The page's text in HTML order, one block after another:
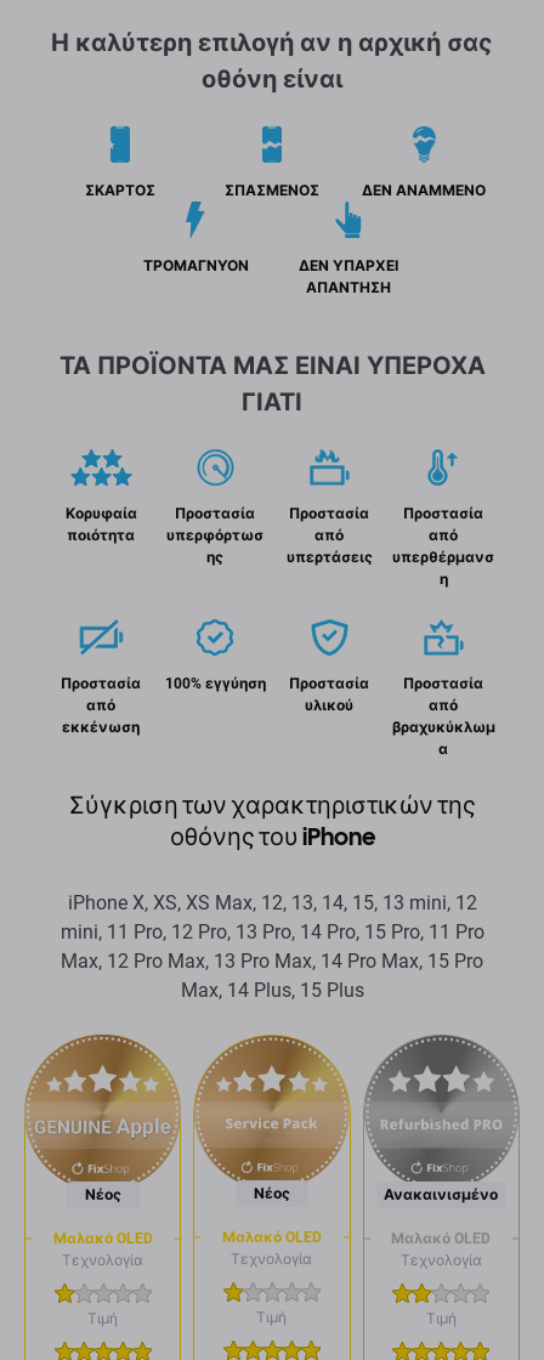
Η καλύτερη επιλογή αν η αρχική σας
οθόνη είναι
ΣΚΑΡΤΟΣ ΣΠΑΣΜΕΝΟΣ ΔΕΝ ΑΝΑΜΜΕΝΟ
ΤΡΟΜΑΓΝΥΟΝ
ΔΕΝ ΥΠΑΡΧΕΙ
ΑΠΑΝΤΗΣΗ
ΤΑ ΠΡΟΪΟΝΤΑ ΜΑΣ ΕΙΝΑΙ ΥΠΕΡΟΧΑ
ΓΙΑΤΙ
Κορυφαία
ποιότητα
Προστασία
υπερφόρτωσ
ης
Προστασία
από
υπερτάσεις
Προστασία
από
υπερθέρμανσ
η
Προστασία
από
εκκένωση
100% εγγύηση
Προστασία
υλικού
Προστασία
από
βραχυκύκλωμ
α
Σύγκριση των χαρακτηριστικών της
οθόνης του iPhone
iPhone X, XS, XS Max, 12, 13, 14, 15, 13 mini, 12
mini, 11 Pro, 12 Pro, 13 Pro, 14 Pro, 15 Pro, 11 Pro
Max, 12 Pro Max, 13 Pro Max, 14 Pro Max, 15 Pro
Max, 14 Plus, 15 Plus
Νέος
Μαλακό OLED
Τεχνολογία
Τιμή
Νέος
Μαλακό OLED
Τεχνολογία
Τιμή
Ανακαινισμένο
Μαλακό OLED
Τεχνολογία
Τιμή